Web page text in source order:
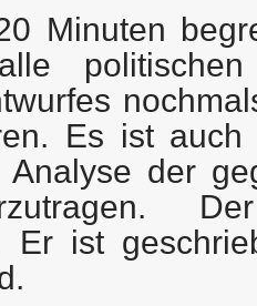
Minuten
Es ist
der
Der
Er ist